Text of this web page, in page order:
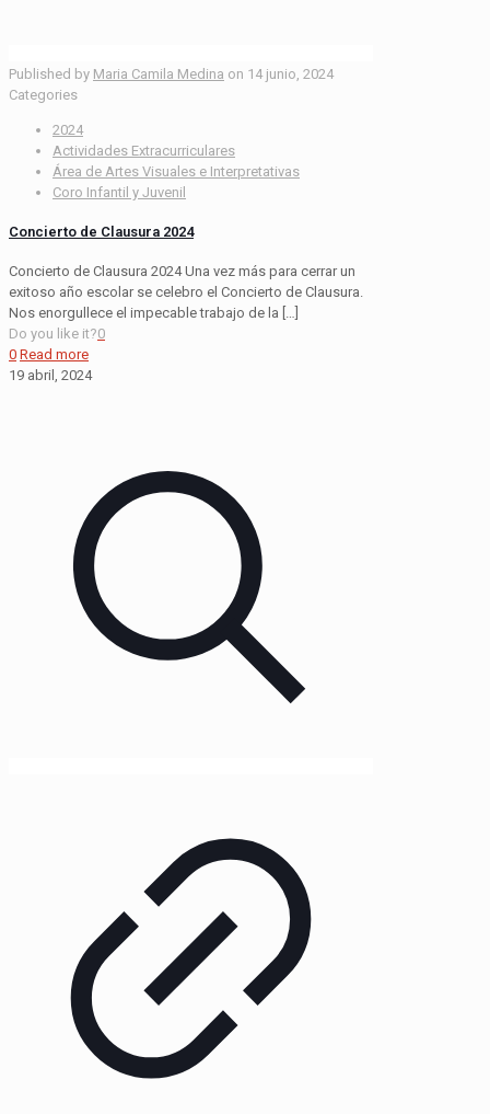
Published by Maria Camila Medina on 14 junio, 2024
Categories
2024
Actividades Extracurriculares
Área de Artes Visuales e Interpretativas
Coro Infantil y Juvenil
Concierto de Clausura 2024
Concierto de Clausura 2024 Una vez más para cerrar un
exitoso año escolar se celebro el Concierto de Clausura.
Nos enorgullece el impecable trabajo de la […]
Do you like it?0
0 Read more
19 abril, 2024